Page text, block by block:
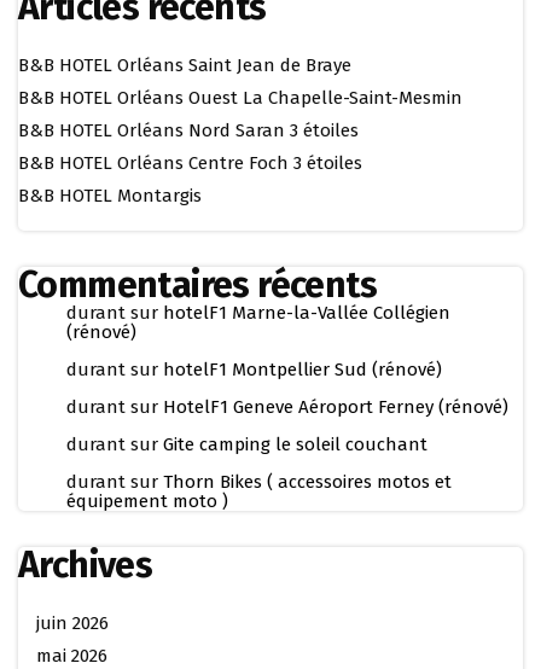
B&B HOTEL Orléans Saint Jean de Braye
B&B HOTEL Orléans Ouest La Chapelle-Saint-Mesmin
B&B HOTEL Orléans Nord Saran 3 étoiles
B&B HOTEL Orléans Centre Foch 3 étoiles
B&B HOTEL Montargis
Commentaires récents
durant sur hotelF1 Marne-la-Vallée Collégien
(rénové)
durant sur hotelF1 Montpellier Sud (rénové)
durant sur HotelF1 Geneve Aéroport Ferney (rénové)
durant sur Gite camping le soleil couchant
durant sur Thorn Bikes ( accessoires motos et
équipement moto )
Archives
juin 2026
mai 2026